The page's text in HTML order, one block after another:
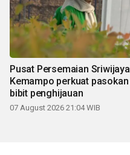
Pusat Persemaian Sriwijaya
Kemampo perkuat pasokan
bibit penghijauan
07 August 2026 21:04 WIB